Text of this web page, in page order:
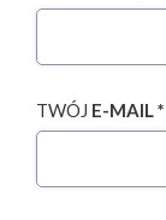
TWÓJ E-MAIL *